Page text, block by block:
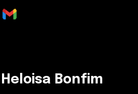
Bonfim